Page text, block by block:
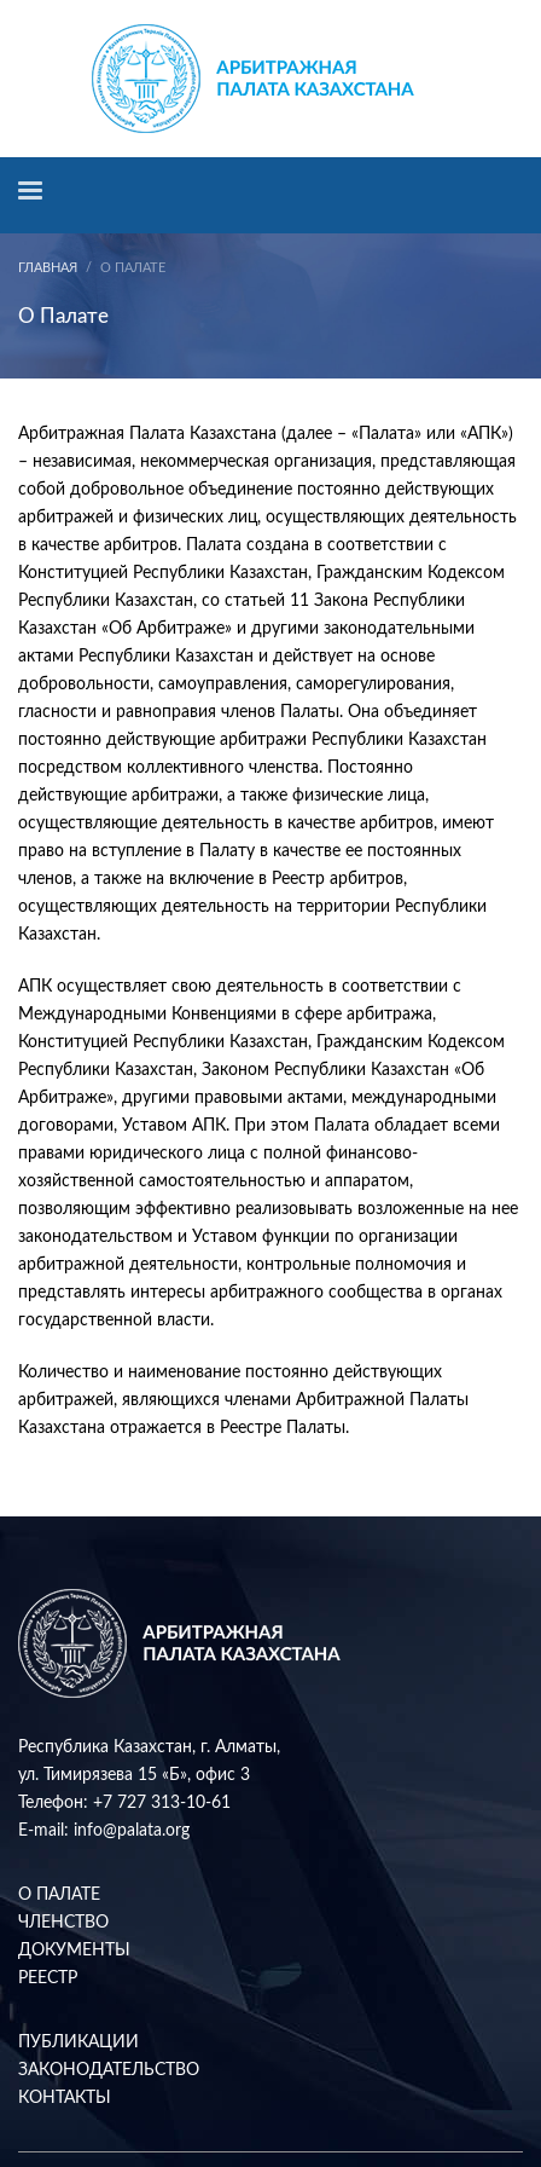
ГЛАВНАЯ О ПАЛАТЕ
О Палате
Арбитражная Палата Казахстана (далее – «Палата» или «АПК»)
– независимая, некоммерческая организация, представляющая
собой добровольное объединение постоянно действующих
арбитражей и физических лиц, осуществляющих деятельность
в качестве арбитров. Палата создана в соответствии с
Конституцией Республики Казахстан, Гражданским Кодексом
Республики Казахстан, со статьей 11 Закона Республики
Казахстан «Об Арбитраже» и другими законодательными
актами Республики Казахстан и действует на основе
добровольности, самоуправления, саморегулирования,
гласности и равноправия членов Палаты. Она объединяет
постоянно действующие арбитражи Республики Казахстан
посредством коллективного членства. Постоянно
действующие арбитражи, а также физические лица,
осуществляющие деятельность в качестве арбитров, имеют
право на вступление в Палату в качестве ее постоянных
членов, а также на включение в Реестр арбитров,
осуществляющих деятельность на территории Республики
Казахстан.
АПК осуществляет свою деятельность в соответствии с
Международными Конвенциями в сфере арбитража,
Конституцией Республики Казахстан, Гражданским Кодексом
Республики Казахстан, Законом Республики Казахстан «Об
Арбитраже», другими правовыми актами, международными
договорами, Уставом АПК. При этом Палата обладает всеми
правами юридического лица с полной финансово-
хозяйственной самостоятельностью и аппаратом,
позволяющим эффективно реализовывать возложенные на нее
законодательством и Уставом функции по организации
арбитражной деятельности, контрольные полномочия и
представлять интересы арбитражного сообщества в органах
государственной власти.
Количество и наименование постоянно действующих
арбитражей, являющихся членами Арбитражной Палаты
Казахстана отражается в Реестре Палаты.
Республика Казахстан, г. Алматы,
ул. Тимирязева 15 «Б», офис 3
Телефон: +7 727 313-10-61
E-mail: info@palata.org
О ПАЛАТЕ
ЧЛЕНСТВО
ДОКУМЕНТЫ
РЕЕСТР
ПУБЛИКАЦИИ
ЗАКОНОДАТЕЛЬСТВО
КОНТАКТЫ